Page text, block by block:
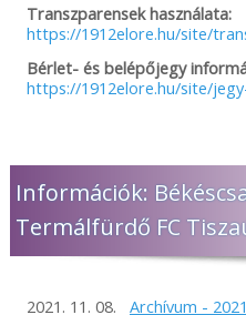
Transzparensek használata:
https://1912elore.hu/site/
Bérlet- és belépőjegy
https://1912elore.hu/site/
Információk:
Termálfürdő FC
2021. 11. 08. Archívum -